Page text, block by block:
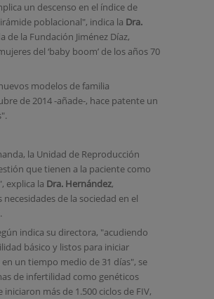
un descenso en el índice de
poblacional", indica la Dra.
la Fundación Jiménez Díaz,
del ‘baby boom’ de los años 70
modelos de familia
de 2014 -añade-, hace patente un
la Unidad de Reproducción
que tienen a la paciente como
explica la Dra. Hernández,
de la sociedad en el
indica su directora, "acudiendo
básico y listos para iniciar
un tiempo medio de 31 días", se
de infertilidad como genéticos
más de 1.500 ciclos de FIV,